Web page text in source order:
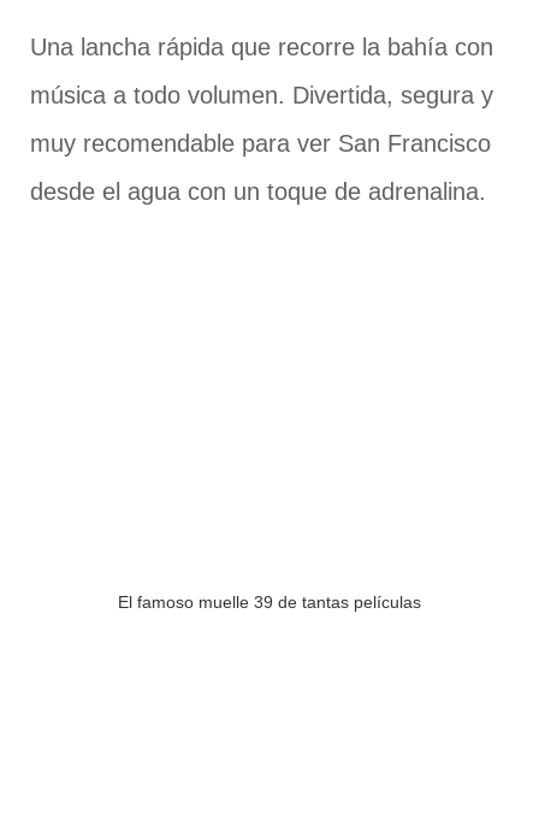
Una lancha rápida que recorre la bahía con
música a todo volumen. Divertida, segura y
muy recomendable para ver San Francisco
desde el agua con un toque de adrenalina.
El famoso muelle 39 de tantas películas